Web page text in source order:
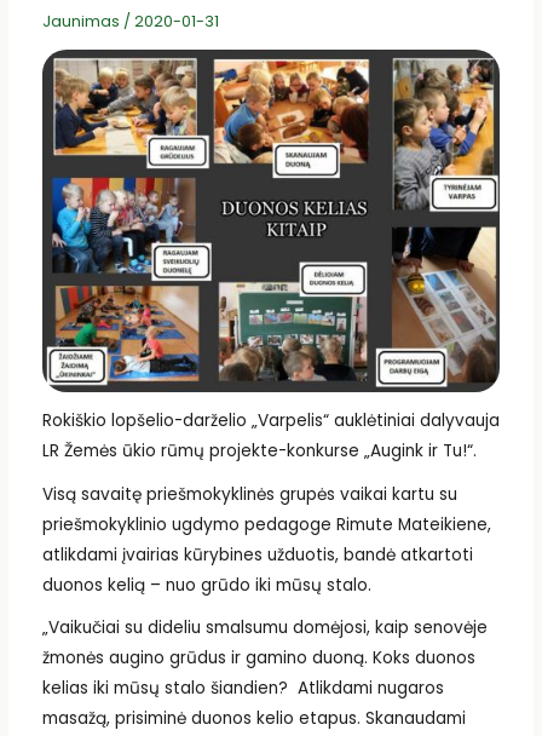
Jaunimas / 2020-01-31
Rokiškio lopšelio-darželio „Varpelis“ auklėtiniai dalyvauja
LR Žemės ūkio rūmų projekte-konkurse „Augink ir Tu!“.
Visą savaitę priešmokyklinės grupės vaikai kartu su
priešmokyklinio ugdymo pedagoge Rimute Mateikiene,
atlikdami įvairias kūrybines užduotis, bandė atkartoti
duonos kelią – nuo grūdo iki mūsų stalo.
„Vaikučiai su dideliu smalsumu domėjosi, kaip senovėje
žmonės augino grūdus ir gamino duoną. Koks duonos
kelias iki mūsų stalo šiandien? Atlikdami nugaros
masažą, prisiminė duonos kelio etapus. Skanaudami